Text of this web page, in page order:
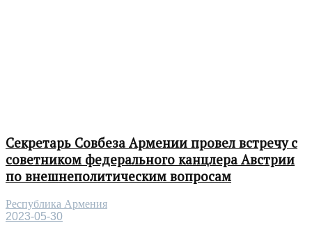
Секретарь Совбеза Армении провел встречу с
советником федерального канцлера Австрии
по внешнеполитическим вопросам
Республика Армения
2023-05-30